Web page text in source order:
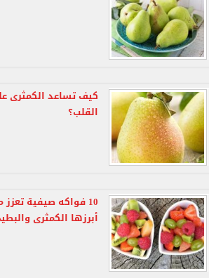
كيف تساعد الكمثرى
القلب؟
10 فواكه صيفية
أبرزها الكمثرى